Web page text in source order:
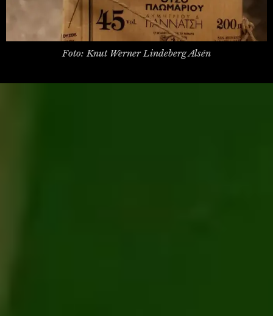
Foto: Knut Werner Lindeberg Alsén